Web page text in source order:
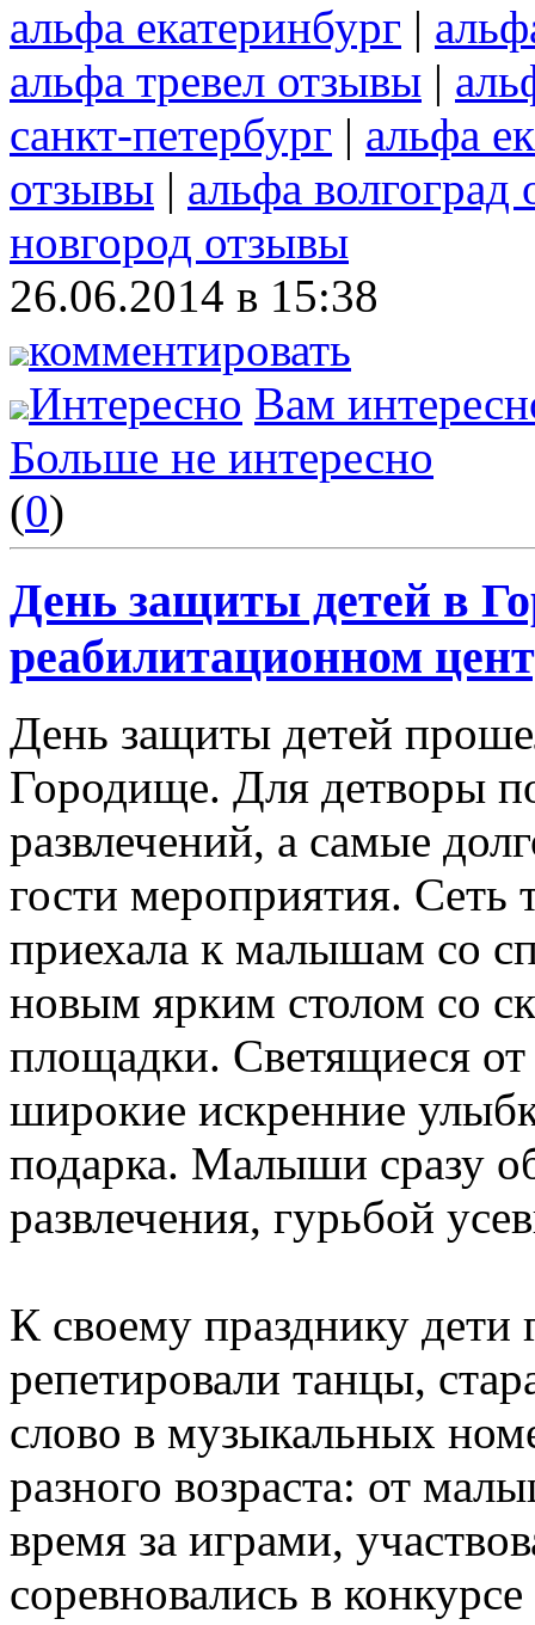
альфа екатеринбург |
альфа тревел отзывы |
санкт-петербург | альфа
отзывы | альфа волгоград
новгород отзывы
26.06.2014 в 15:38
комментировать
Интересно Вам
Больше не интересно
(0)
День защиты детей в
реабилитационном
День защиты детей
Городище. Для детворы
развлечений, а самые
гости мероприятия. Сеть
приехала к малышам со
новым ярким столом со
площадки. Светящиеся от
широкие искренние
подарка. Малыши сразу
развлечения, гурьбой
К своему празднику дети
репетировали танцы,
слово в музыкальных
разного возраста: от
время за играми,
соревновались в